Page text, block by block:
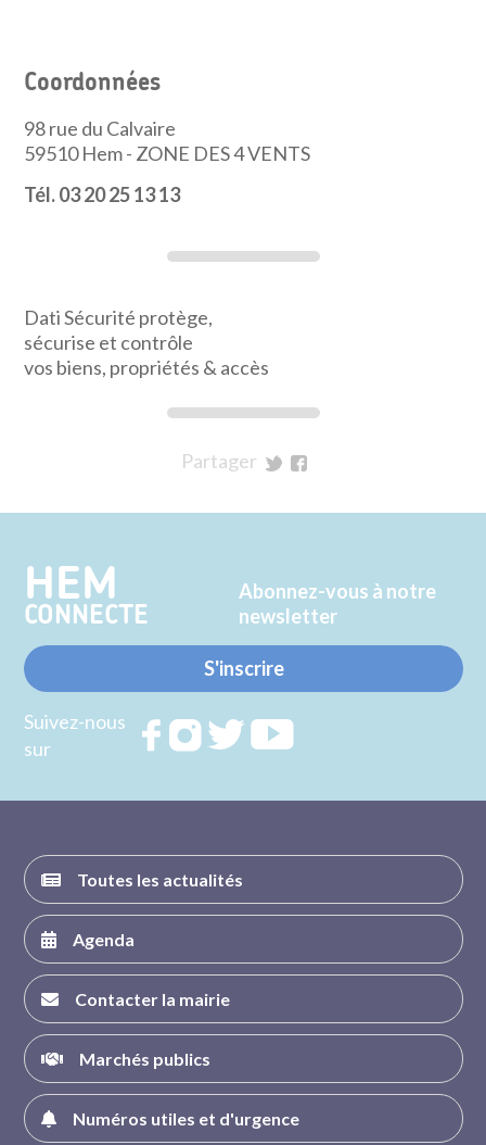
Coordonnées
98 rue du Calvaire
59510 Hem - ZONE DES 4 VENTS
Tél. 03 20 25 13 13
Dati Sécurité protège,
sécurise et contrôle
vos biens, propriétés & accès
Partager
Twitter
Facebook
HEM
CONNECTE
Abonnez-vous à notre
newsletter
S'inscrire
Suivez-nous
sur
RejoignezRejoignezRejoignez
Toutes les actualités
Agenda
Contacter la mairie
Marchés publics
Numéros utiles et d'urgence